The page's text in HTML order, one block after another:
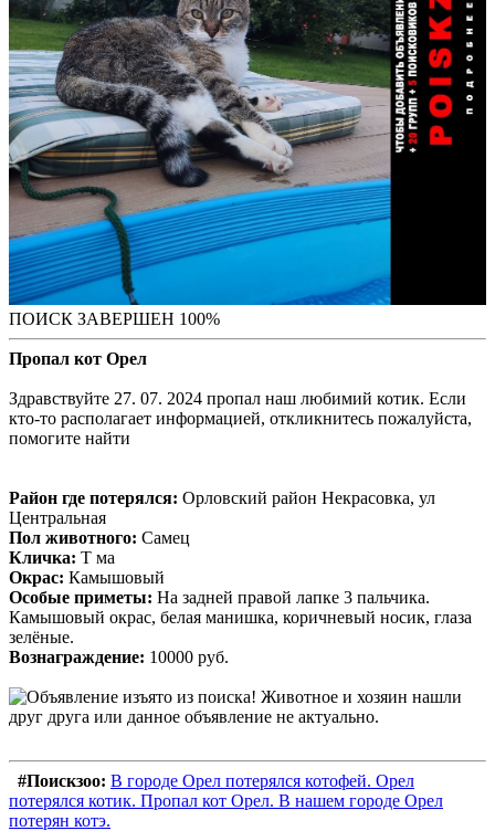
ПОИСК ЗАВЕРШЕН 100%
Пропал кот Орел
Здравствуйте 27. 07. 2024 пропал наш любимий котик. Если
кто-то располагает информацией, откликнитесь пожалуйста,
помогите найти
Район где потерялся: Орловский район Некрасовка, ул
Центральная
Пол животного: Самец
Кличка: Т ма
Окрас: Камышовый
Особые приметы: На задней правой лапке 3 пальчика.
Камышовый окрас, белая манишка, коричневый носик, глаза
зелёные.
Вознаграждение: 10000 руб.
#Поискзоо: В городе Орел потерялся котофей. Орел
потерялся котик. Пропал кот Орел. В нашем городе Орел
потерян котэ.